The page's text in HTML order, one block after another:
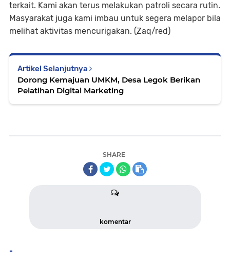
terkait. Kami akan terus melakukan patroli secara rutin.
Masyarakat juga kami imbau untuk segera melapor bila
melihat aktivitas mencurigakan. (Zaq/red)
Artikel Selanjutnya
Dorong Kemajuan UMKM, Desa Legok Berikan
Pelatihan Digital Marketing
SHARE
komentar
-